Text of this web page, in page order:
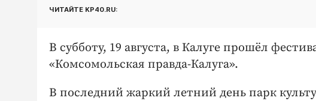
ЧИТАЙТЕ KP40.RU:
В субботу, 19 августа, в Калуге прошёл
«Комсомольская правда-Калуга».
В последний жаркий летний день парк